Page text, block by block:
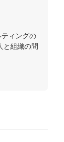
ィングの
と組織の問